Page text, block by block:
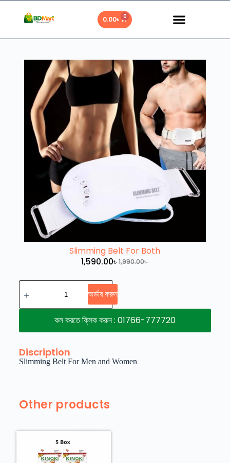
0.00৳ 0
Slimming Belt For Both
1,990.00৳
1,590.00৳
অর্ডার করুন
কল করতে ক্লিক করুন : 01766-777720
Discription
Slimming Belt For Men and Women
Other products